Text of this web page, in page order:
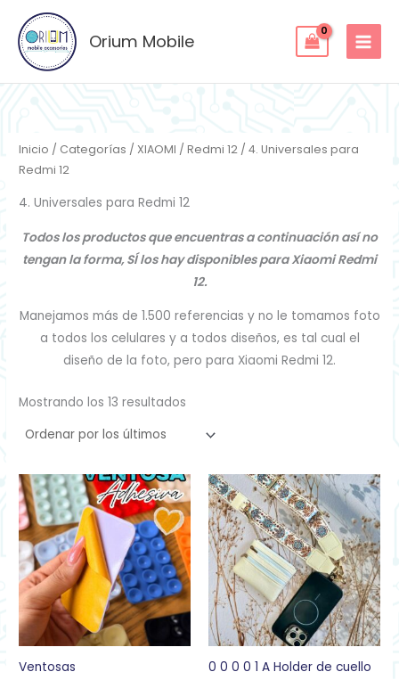
contenido
Orium Mobile
Inicio / Categorías / XIAOMI /Redmi 12 / 4. Universales para
Redmi 12
4. Universales para Redmi 12
Todos los productos que encuentras a continuación así no
tengan la forma, SÍ los hay disponibles para Xiaomi Redmi
12.
Manejamos más de 1.500 referencias y no le tomamos foto
a todos los celulares y a todos diseños, es tal cual el
diseño de la foto, pero para Xiaomi Redmi 12.
Mostrando los 13 resultados
últimos
Ventosas
0 0 0 0 1 A Holder de cuello